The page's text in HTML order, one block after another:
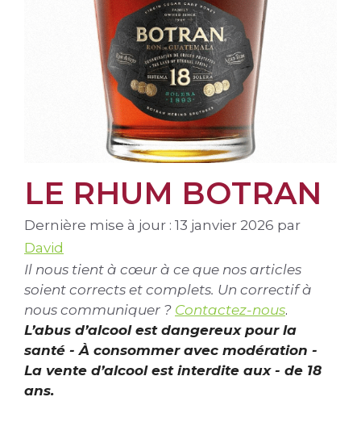
LE RHUM BOTRAN
Dernière mise à jour : 13 janvier 2026 par
David
Il nous tient à cœur à ce que nos articles
soient corrects et complets. Un correctif à
nous communiquer ? Contactez-nous.
L’abus d’alcool est dangereux pour la
santé - À consommer avec modération -
La vente d’alcool est interdite aux - de 18
ans.